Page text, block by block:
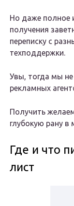
Но даже полное
получения
переписку с
техподдержки.
Увы, тогда мы
рекламных
Получить
глубокую рану в
Где и что
лист